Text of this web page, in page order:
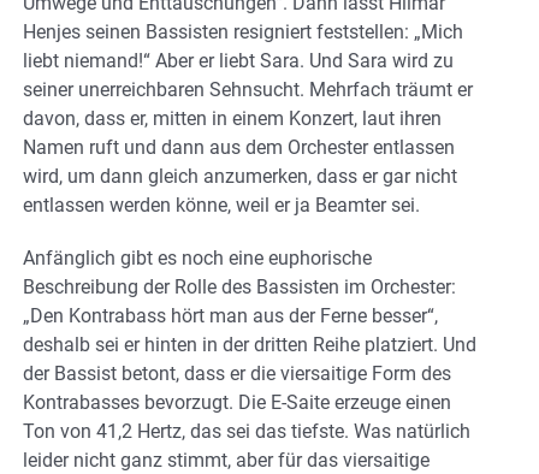
Henjes seinen Bassisten resigniert feststellen: „Mich
liebt niemand!“ Aber er liebt Sara. Und Sara wird zu
seiner unerreichbaren Sehnsucht. Mehrfach träumt er
davon, dass er, mitten in einem Konzert, laut ihren
Namen ruft und dann aus dem Orchester entlassen
wird, um dann gleich anzumerken, dass er gar nicht
entlassen werden könne, weil er ja Beamter sei.
Anfänglich gibt es noch eine euphorische
Beschreibung der Rolle des Bassisten im Orchester:
„Den Kontrabass hört man aus der Ferne besser“,
deshalb sei er hinten in der dritten Reihe platziert. Und
der Bassist betont, dass er die viersaitige Form des
Kontrabasses bevorzugt. Die E-Saite erzeuge einen
Ton von 41,2 Hertz, das sei das tiefste. Was natürlich
leider nicht ganz stimmt, aber für das viersaitige